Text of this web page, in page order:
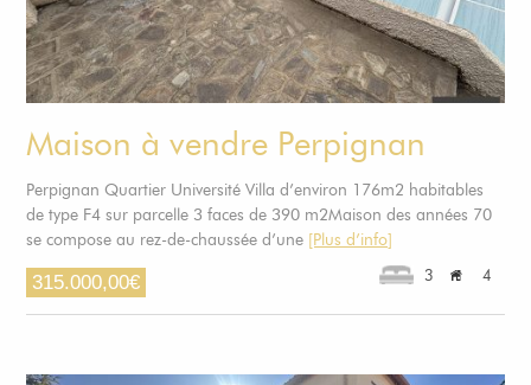
Maison à vendre Perpignan
Perpignan Quartier Université Villa d’environ 176m2 habitables
de type F4 sur parcelle 3 faces de 390 m2Maison des années 70
se compose au rez-de-chaussée d’une [Plus d’info]
3 4
315.000,00€